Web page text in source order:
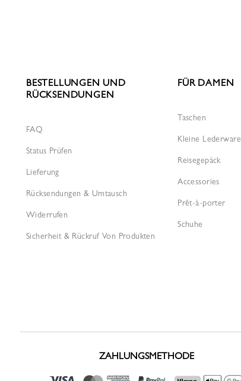
BESTELLUNGEN UND
RÜCKSENDUNGEN
FAQ
Status Prüfen
Lieferung
Rücksendungen & Umtausch
Widerrufen
Sicherheit & Rückruf Von Produkten
FÜR DAMEN
Taschen
Kleine
Reisegepäck
Accessories
Prêt-à-porter
Schuhe
ZAHLUNGSMETHODE